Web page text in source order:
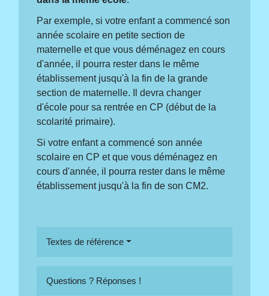
Par exemple, si votre enfant a commencé son
année scolaire en petite section de
maternelle et que vous déménagez en cours
d'année, il pourra rester dans le même
établissement jusqu'à la fin de la grande
section de maternelle. Il devra changer
d'école pour sa rentrée en CP (début de la
scolarité primaire).
Si votre enfant a commencé son année
scolaire en CP et que vous déménagez en
cours d'année, il pourra rester dans le même
établissement jusqu'à la fin de son CM2.
Textes de référence
Questions ? Réponses !